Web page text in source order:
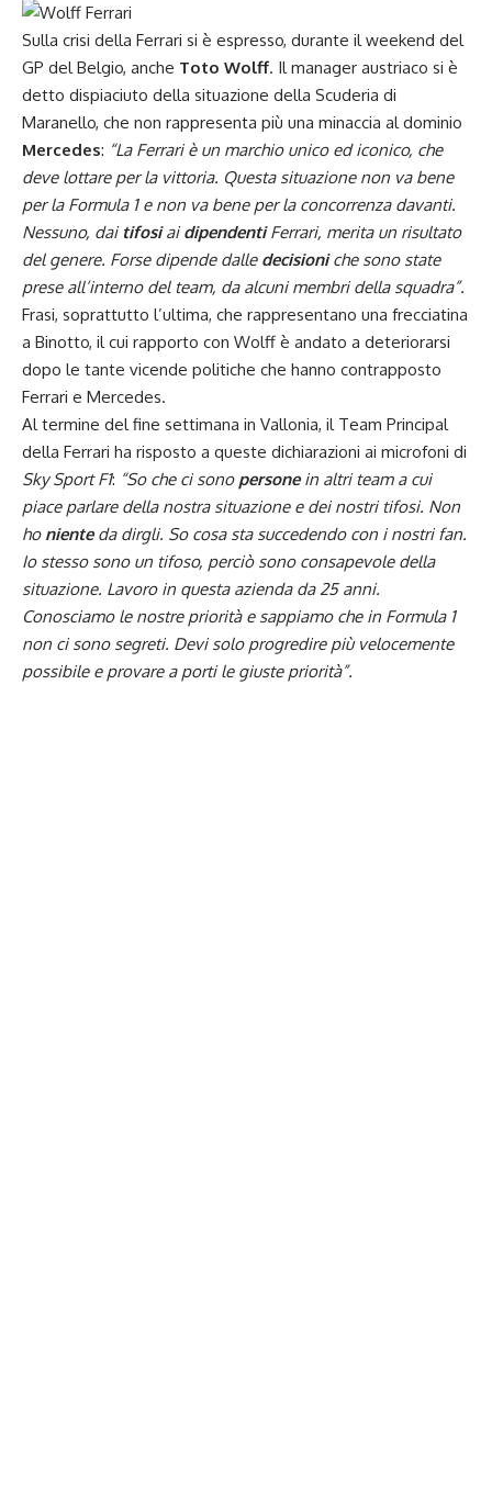
Sulla crisi della Ferrari si è espresso, durante il weekend del
GP del Belgio, anche Toto Wolff. Il manager austriaco si è
detto dispiaciuto della situazione della Scuderia di
Maranello, che non rappresenta più una minaccia al dominio
Mercedes: “La Ferrari è un marchio unico ed iconico, che
deve lottare per la vittoria. Questa situazione non va bene
per la Formula 1 e non va bene per la concorrenza davanti.
Nessuno, dai tifosiai dipendentiFerrari, merita un risultato
del genere. Forse dipende dalle decisioniche sono state
prese all’interno del team, da alcuni membri della squadra”.
Frasi, soprattutto l’ultima, che rappresentano una frecciatina
a Binotto, il cui rapporto con Wolff è andato a deteriorarsi
dopo le tante vicende politiche che hanno contrapposto
Ferrari e Mercedes.
Al termine del fine settimana in Vallonia, il Team Principal
della Ferrari ha risposto a queste dichiarazioni ai microfoni di
Sky Sport F1: “So che ci sono personein altri team a cui
piace parlare della nostra situazione e dei nostri tifosi. Non
ho nienteda dirgli. So cosa sta succedendo con i nostri fan.
Io stesso sono un tifoso, perciò sono consapevole della
situazione. Lavoro in questa azienda da 25 anni.
Conosciamo le nostre priorità e sappiamo che in Formula 1
non ci sono segreti. Devi solo progredire più velocemente
possibile e provare a porti le giuste priorità”.